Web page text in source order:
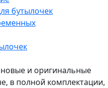
бутылочек
новые и оригинальные
в полной комплектации,